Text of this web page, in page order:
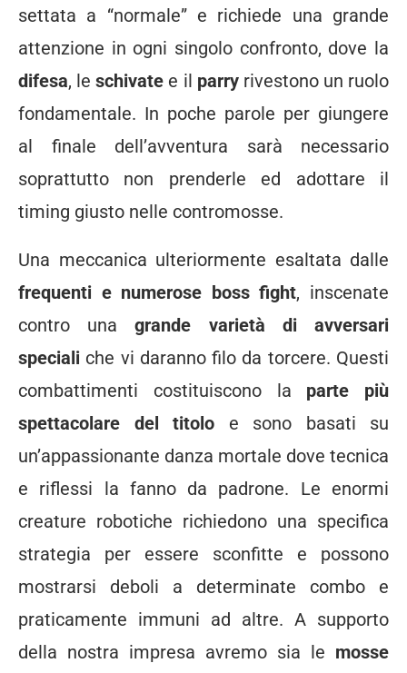
settata a “normale” e richiede una grande
attenzione in ogni singolo confronto, dove la
difesa, leschivate e il parryrivestono un ruolo
fondamentale. In poche parole per giungere
al finale dell’avventura sarà necessario
soprattutto non prenderle ed adottare il
timing giusto nelle contromosse.
Una meccanica ulteriormente esaltata dalle
frequenti e numerose boss fight, inscenate
contro unagrande varietà di avversari
speciali che vi daranno filo da torcere. Questi
combattimenti costituiscono la parte più
spettacolare del titolo e sono basati su
un’appassionante danza mortale dove tecnica
e riflessi la fanno da padrone. Le enormi
creature robotiche richiedono una specifica
strategia per essere sconfitte e possono
mostrarsi deboli a determinate combo e
praticamente immuni ad altre. A supporto
della nostra impresa avremo sia le mosse